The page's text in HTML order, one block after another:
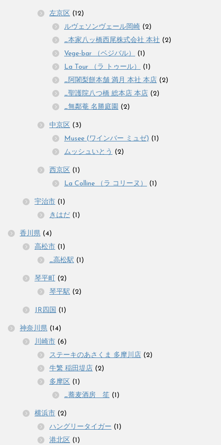
左京区 (12)
ルヴェソンヴェール岡崎 (2)
_本家八ッ橋西尾株式会社 本社 (2)
Vege-bar （ベジバル）
(1)
La Tour （ラ トゥール）
(1)
_阿闍梨餅本舗 満月 本社 本店 (2)
_聖護院八つ橋 総本店 本店 (2)
_無鄰菴 名勝庭園 (2)
中京区 (3)
Musee (ワインバー ミュゼ) (1)
ムッシュいとう (2)
西京区 (1)
La Colline （ラ コリーヌ）
(1)
宇治市 (1)
きはだ (1)
香川県 (4)
高松市 (1)
_高松駅 (1)
琴平町 (2)
琴平駅 (2)
JR四国 (1)
神奈川県 (14)
川崎市 (6)
ステーキのあさくま 多摩川店 (2)
牛繁 稲田堤店 (2)
多摩区 (1)
_蕎麦酒房 笙 (1)
横浜市 (2)
ハングリータイガー (1)
港北区 (1)